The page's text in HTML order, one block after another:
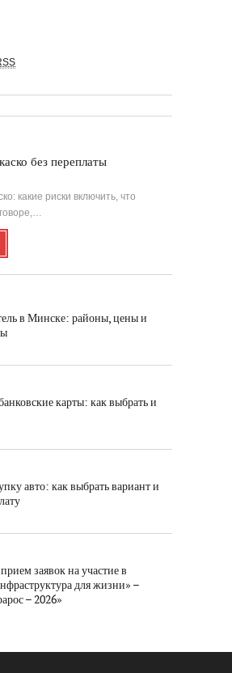
без переплаты
какие риски включить, что
в Минске: районы, цены и
карты: как выбрать и
авто: как выбрать вариант и
заявок на участие в
для жизни» –
– 2026»